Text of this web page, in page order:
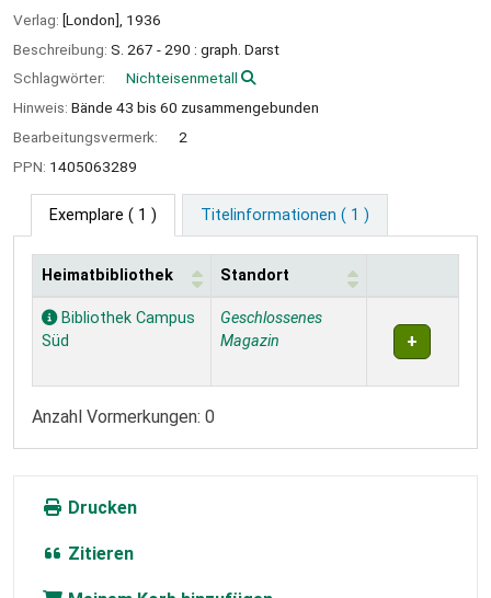
Verlag: [London], 1936
Beschreibung: S. 267 - 290 : graph. Darst
Schlagwörter:
Nichteisenmetall
Hinweis: Bände 43 bis 60 zusammengebunden
Bearbeitungsvermerk:
2
PPN: 1405063289
Exemplare ( 1 ) Titelinformationen ( 1 )
Exemplare
Heimatbibliothek Standort
Bibliothek Campus
Süd
Geschlossenes
Magazin
Anzahl Vormerkungen: 0
Drucken
Zitieren